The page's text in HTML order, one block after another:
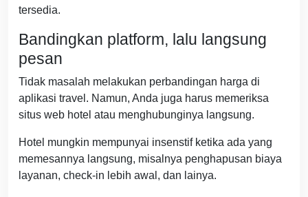
tersedia.
Bandingkan platform, lalu langsung
pesan
Tidak masalah melakukan perbandingan harga di
aplikasi travel. Namun, Anda juga harus memeriksa
situs web hotel atau menghubunginya langsung.
Hotel mungkin mempunyai insenstif ketika ada yang
memesannya langsung, misalnya penghapusan biaya
layanan, check-in lebih awal, dan lainya.